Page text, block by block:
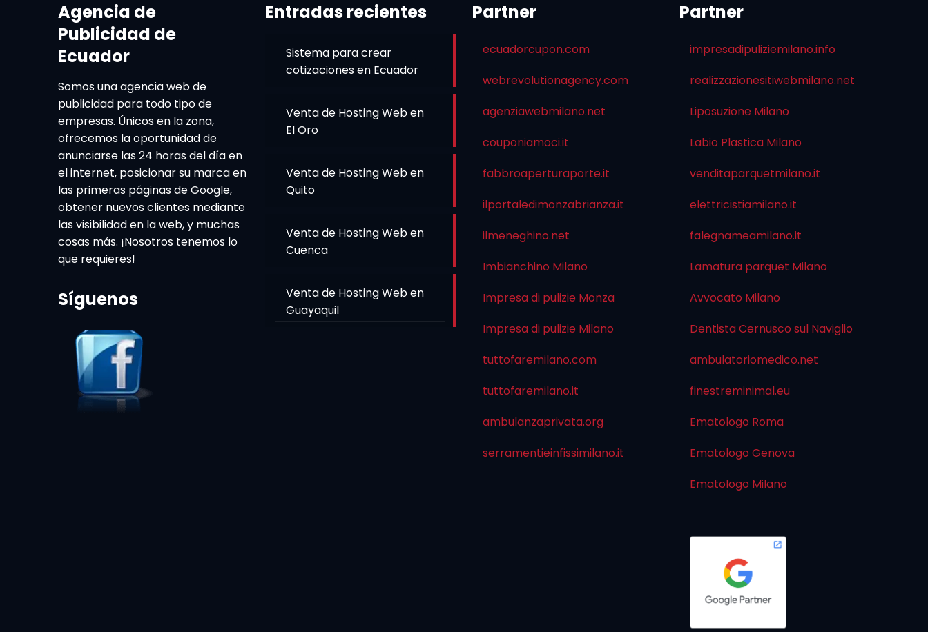
Agencia de
Publicidad de
Ecuador
Somos una agencia web de
publicidad para todo tipo de
empresas. Únicos en la zona,
ofrecemos la oportunidad de
anunciarse las 24 horas del día en
el internet, posicionar su marca en
las primeras páginas de Google,
obtener nuevos clientes mediante
las visibilidad en la web, y muchas
cosas más. ¡Nosotros tenemos lo
que requieres!
Síguenos
Entradas recientes
Sistema para crear
cotizaciones en Ecuador
Venta de Hosting Web en
El Oro
Venta de Hosting Web en
Quito
Venta de Hosting Web en
Cuenca
Venta de Hosting Web en
Guayaquil
Partner
ecuadorcupon.com
webrevolutionagency.com
agenziawebmilano.net
couponiamoci.it
fabbroaperturaporte.it
ilportaledimonzabrianza.it
ilmeneghino.net
Imbianchino Milano
Impresa di pulizie Monza
Impresa di pulizie Milano
tuttofaremilano.com
tuttofaremilano.it
ambulanzaprivata.org
serramentieinfissimilano.it
Partner
impresadipuliziemilano.info
realizzazionesitiwebmilano.net
Liposuzione Milano
Labio Plastica Milano
venditaparquetmilano.it
elettricistiamilano.it
falegnameamilano.it
Lamatura parquet Milano
Avvocato Milano
Dentista Cernusco sul Naviglio
ambulatoriomedico.net
finestreminimal.eu
Ematologo Roma
Ematologo Genova
Ematologo Milano